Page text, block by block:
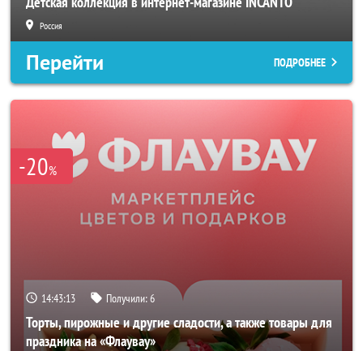
Россия
Перейти ПОДРОБНЕЕ
-20%
14:43:10 Получили:6
Торты, пирожные и другие сладости, а также товары для
праздника на «Флаувау»